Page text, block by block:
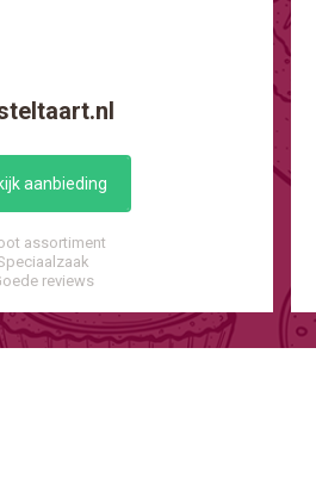
aanbieding
assortiment
reviews